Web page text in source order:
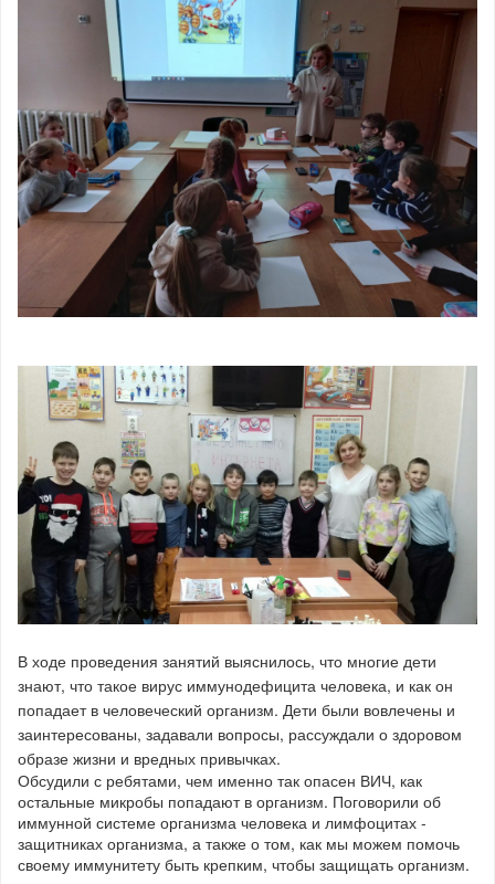
В ходе проведения занятий выяснилось, что многие дети
знают, что такое вирус иммунодефицита человека, и как он
попадает в человеческий организм. Дети были вовлечены и
заинтересованы, задавали вопросы, рассуждали о здоровом
образе жизни и вредных привычках.
Обсудили с ребятами, чем именно так опасен ВИЧ, как
остальные микробы попадают в организм. Поговорили об
иммунной системе организма человека и лимфоцитах -
защитниках организма, а также о том, как мы можем помочь
своему иммунитету быть крепким, чтобы защищать организм.